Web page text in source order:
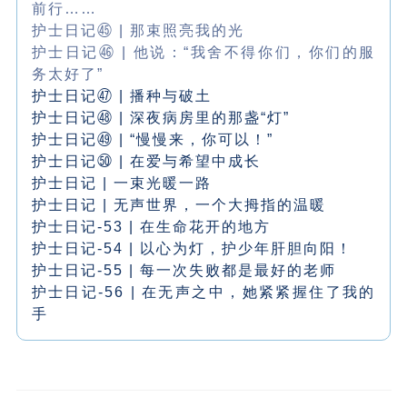
前行……
护士日记㊺ | 那束照亮我的光
护士日记㊻ | 他说：“我舍不得你们，你们的服
务太好了”
护士日记㊼ | 播种与破土
护士日记㊽ | 深夜病房里的那盏“灯”
护士日记㊾ | “慢慢来，你可以！”
护士日记㊿ | 在爱与希望中成长
护士日记 | 一束光暖一路
护士日记 | 无声世界，一个大拇指的温暖
护士日记-53 | 在生命花开的地方
护士日记-54 | 以心为灯，护少年肝胆向阳！
护士日记-55 | 每一次失败都是最好的老师
护士日记-56 | 在无声之中，她紧紧握住了我的
手